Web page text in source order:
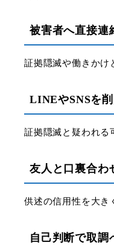
被害者へ直接連
証拠隠滅や働きかけ
LINEやSNSを
証拠隠滅と疑われる
友人と口裏合わ
供述の信用性を大き
自己判断で取調